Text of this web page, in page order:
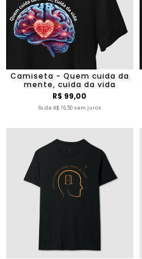
Camiseta - Quem cuida da
mente, cuida da vida
R$ 99,00
6x de R$ 16,50 sem juros